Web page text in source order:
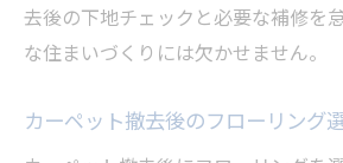
去後の下地チェックと必要な補修を
な住まいづくりには欠かせません。
カーペット撤去後のフローリング